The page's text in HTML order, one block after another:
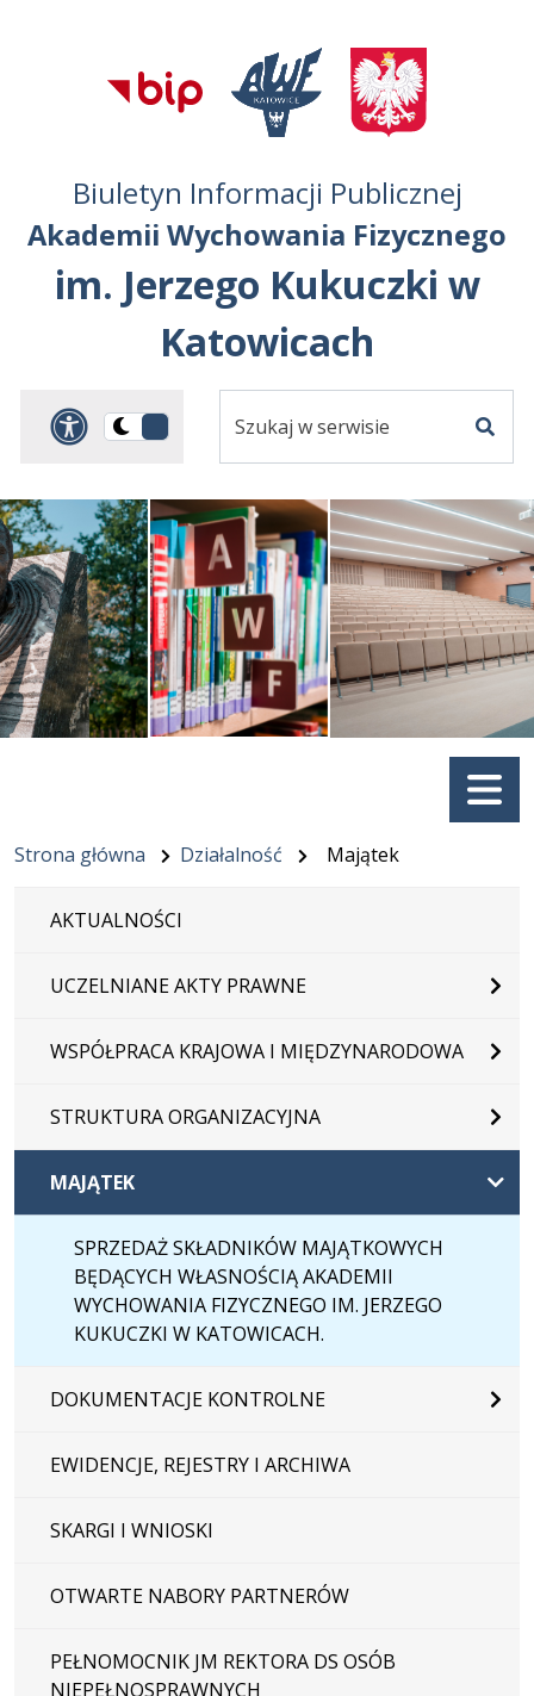
Przejdź do
głównego menu
Przejdź do treści
Przejdź do mapy
serwisu
Biuletyn Informacji Publicznej
Akademii Wychowania Fizycznego
im. Jerzego Kukuczki w
Katowicach
Panel dostosowania
Przełącz
ciemną
serwisie
Menu
Strona główna Działalność Majątek
AKTUALNOŚCI
UCZELNIANE AKTY PRAWNE
WSPÓŁPRACA KRAJOWA I MIĘDZYNARODOWA
STRUKTURA ORGANIZACYJNA
MAJĄTEK
SPRZEDAŻ SKŁADNIKÓW MAJĄTKOWYCH
BĘDĄCYCH WŁASNOŚCIĄ AKADEMII
WYCHOWANIA FIZYCZNEGO IM. JERZEGO
KUKUCZKI W KATOWICACH.
DOKUMENTACJE KONTROLNE
EWIDENCJE, REJESTRY I ARCHIWA
SKARGI I WNIOSKI
OTWARTE NABORY PARTNERÓW
PEŁNOMOCNIK JM REKTORA DS OSÓB
NIEPEŁNOSPRAWNYCH